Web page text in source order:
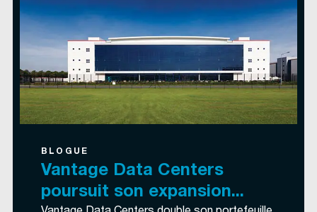
BLOGUE
Vantage Data Centers
poursuit son expansion...